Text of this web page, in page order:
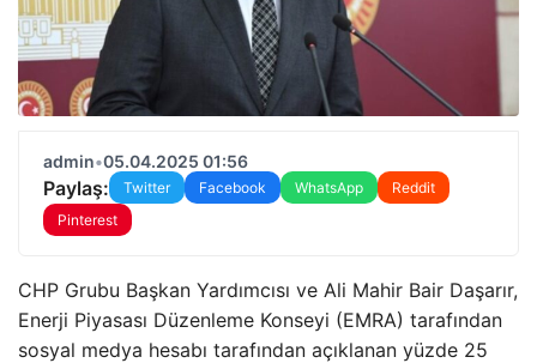
admin•05.04.2025 01:56
Paylaş: Twitter Facebook WhatsApp
Reddit
Pinterest
CHP Grubu Başkan Yardımcısı ve Ali Mahir Bair Daşarır,
Enerji Piyasası Düzenleme Konseyi (EMRA) tarafından
sosyal medya hesabı tarafından açıklanan yüzde 25